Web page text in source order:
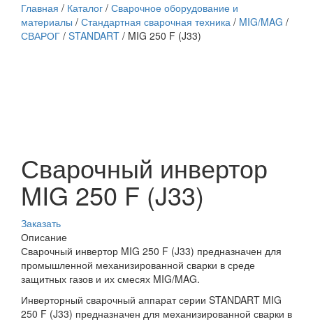
Главная / Каталог / Сварочное оборудование и
материалы / Стандартная сварочная техника / MIG/MAG /
СВАРОГ / STANDART / MIG 250 F (J33)
Сварочный инвертор
MIG 250 F (J33)
Заказать
Описание
Сварочный инвертор MIG 250 F (J33) предназначен для
промышленной механизированной сварки в среде
защитных газов и их смесях MIG/MAG.
Инверторный сварочный аппарат серии STANDART MIG
250 F (J33) предназначен для механизированной сварки в